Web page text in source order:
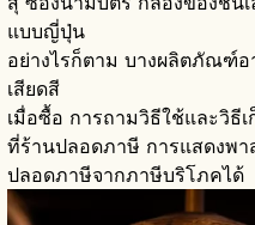
แบบญี่ปุ่น
อย่างไรก็ตาม บางผลิตภัณฑ์อ
เสียดสี
เมื่อซื้อ การถามวิธีใช้และวิธี
ที่ร้านปลอดภาษี การแสดงพ
ปลอดภาษีจากภาษีบริโภคได้